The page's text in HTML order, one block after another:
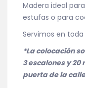
Madera ideal
estufas o para
Servimos en
*La colocación
3 escalones y
puerta de la